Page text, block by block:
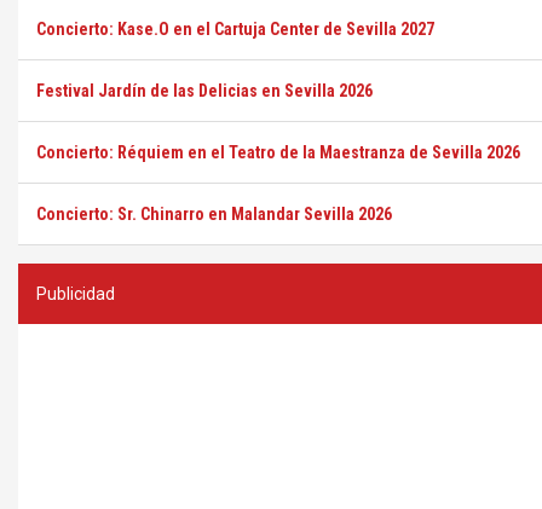
Concierto: Kase.O en el Cartuja Center de Sevilla 2027
Festival Jardín de las Delicias en Sevilla 2026
Concierto: Réquiem en el Teatro de la Maestranza de Sevilla 2026
Concierto: Sr. Chinarro en Malandar Sevilla 2026
Publicidad